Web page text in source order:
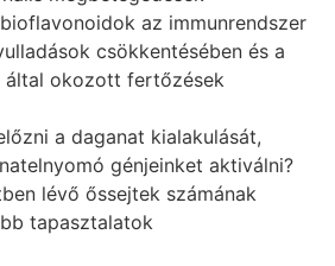
az immunrendszer
csökkentésében és a
által okozott fertőzések
a daganat kialakulását,
génjeinket aktiválni?
lévő őssejtek számának
tapasztalatok